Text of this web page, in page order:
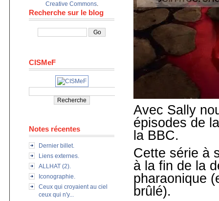
Creative Commons.
Recherche sur le blog
CISMeF
Notes récentes
Dernier billet.
Liens externes.
ALLHAT (2).
Iconographie.
Ceux qui croyaient au ciel
ceux qui n'y...
Avec Sally
épisodes de
la BBC.
Cette série à
à la fin de la
pharaonique
brûlé).